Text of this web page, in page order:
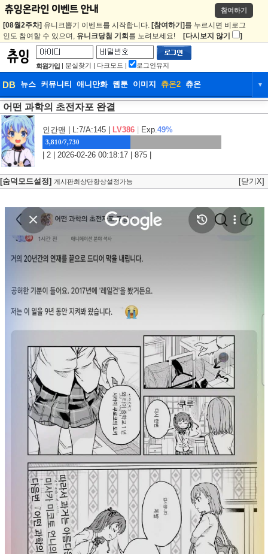
참여하기
[08월2주차] 유니크뽑기 이벤트를 시작합니다. [참여하기] 를 누르시면 비로그
인도 참여할 수 있으며, 유니크당첨 기회 를 노려보세요! [다시보지 않기 ]
회원가입 | 분실찾기 | 다크모드 | 로그인유지
DB 뉴스 커뮤니티 애니만화 웹툰 이미지 츄온2 츄온 ▼
DB 뉴스
웹툰 이미지 츄온2
어떤 과학의 초전자포 완결
인간맨 | L:7/A:145 | LV386 Exp.49%
3,810/7,730
| 2 | 2026-02-26 00:18:17 | 875 |
[숨덕모드설정] 게시판최상단항상설정가능 [닫기X]